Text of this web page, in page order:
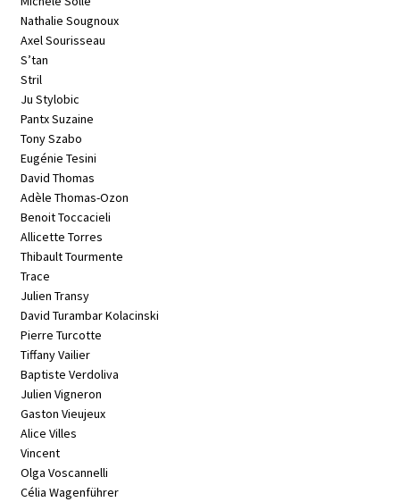
Nathalie Sougnoux
Axel Sourisseau
S’tan
Stril
Ju Stylobic
Pantx Suzaine
Tony Szabo
Eugénie Tesini
David Thomas
Adèle Thomas-Ozon
Benoit Toccacieli
Allicette Torres
Thibault Tourmente
Trace
Julien Transy
David Turambar Kolacinski
Pierre Turcotte
Tiffany Vailier
Baptiste Verdoliva
Julien Vigneron
Gaston Vieujeux
Alice Villes
Vincent
Olga Voscannelli
Célia Wagenführer